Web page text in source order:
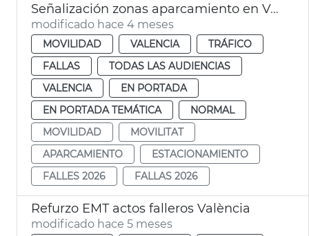
Señalización zonas aparcamiento en València para las Fallas 2026
modificado hace 4 meses
MOVILIDAD VALENCIA
TRÁFICO
FALLAS
TODAS LAS AUDIENCIAS
VALENCIA
EN PORTADA
EN PORTADA TEMÁTICA
NORMAL
MOVILIDAD
MOVILITAT
APARCAMIENTO
ESTACIONAMIENTO
FALLES 2026
FALLAS 2026
Refurzo EMT actos falleros València
modificado hace 5 meses